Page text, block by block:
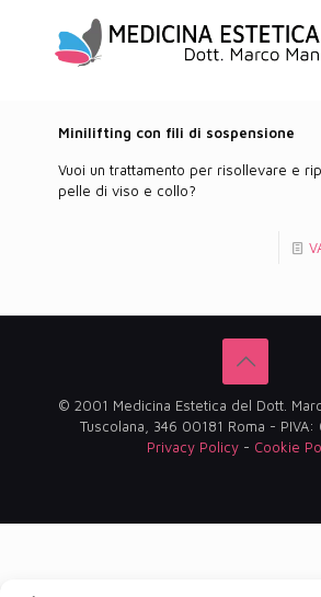
Minilifting con fili di sospensione
Vuoi un trattamento per risollevare e
pelle di viso e collo?
© 2001 Medicina Estetica del Dott.
Tuscolana, 346 00181 Roma -
Privacy Policy - Cookie